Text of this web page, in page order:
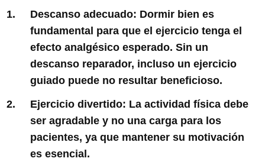
Descanso adecuado: Dormir bien es
fundamental para que el ejercicio tenga el
efecto analgésico esperado. Sin un
descanso reparador, incluso un ejercicio
guiado puede no resultar beneficioso.
Ejercicio divertido: La actividad física debe
ser agradable y no una carga para los
pacientes, ya que mantener su motivación
es esencial.